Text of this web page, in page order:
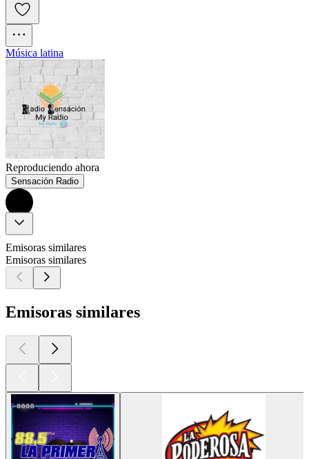
Música latina
Reproduciendo ahora
Sensación Radio
Emisoras similares
Emisoras similares
Emisoras similares